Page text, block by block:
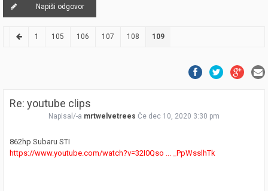
Napiši odgovor
1 105 106 107 108 109
Re: youtube clips
Napisal/-a mrtwelvetrees Če dec 10, 2020 3:30 pm
862hp Subaru STI
https://www.youtube.com/watch?v=32I0Qso ... _PpWsslhTk